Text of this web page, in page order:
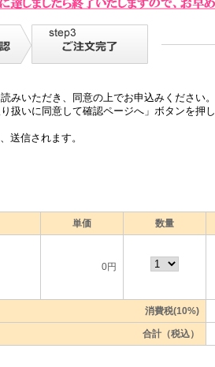
みいただき、同意の上でお申込みください。
扱いに同意して確認ページへ」ボタンを押し
送信されます。
単価 数量
0円
消費税(10%)
合計（税込）